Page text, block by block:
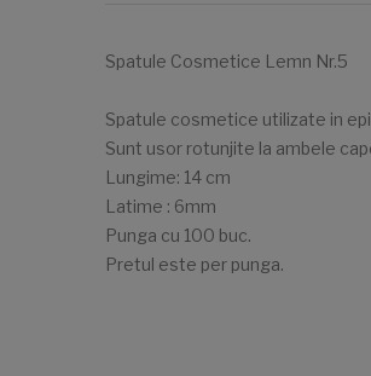
Spatule Cosmetice Lemn Nr.5
Spatule cosmetice utilizate in
Sunt usor rotunjite la ambele
Lungime: 14 cm
Latime : 6mm
Punga cu 100 buc.
Pretul este per punga.